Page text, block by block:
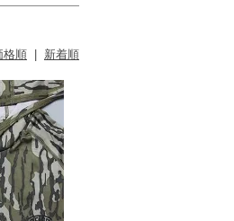
格順 | 新着順